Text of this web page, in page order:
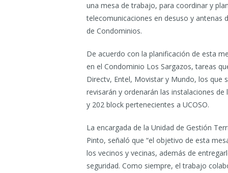
una mesa de trabajo, para coordinar y
telecomunicaciones en desuso y antenas
de Condominios.
De acuerdo con la planificación de esta
en el Condominio Los Sargazos, tareas
Directv, Entel, Movistar y Mundo, los que
revisarán y ordenarán las instalaciones
y 202 block pertenecientes a UCOSO.
La encargada de la Unidad de Gestión
Pinto, señaló que “el objetivo de esta
los vecinos y vecinas, además de
seguridad. Como siempre, el trabajo